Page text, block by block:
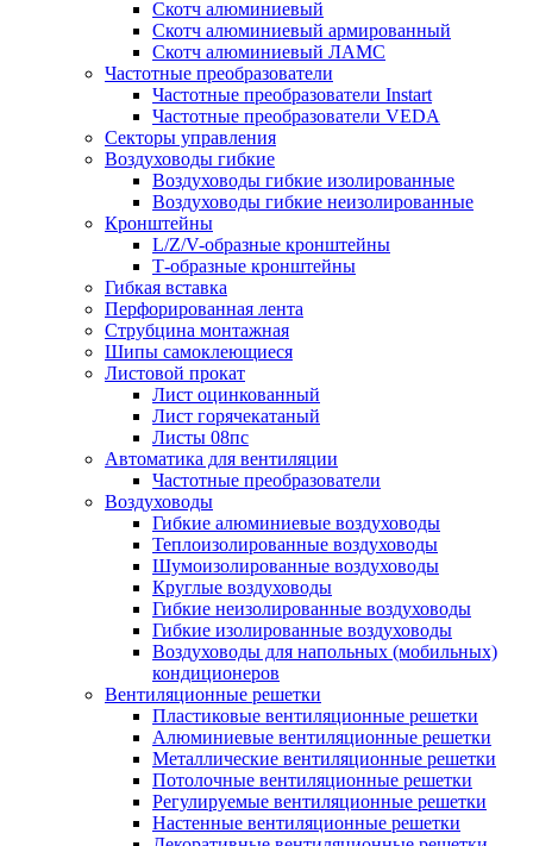
Скотч алюминиевый
Скотч алюминиевый армированный
Скотч алюминиевый ЛАМС
Частотные преобразователи
Частотные преобразователи Instart
Частотные преобразователи VEDA
Секторы управления
Воздуховоды гибкие
Воздуховоды гибкие изолированные
Воздуховоды гибкие неизолированные
Кронштейны
L/Z/V-образные кронштейны
Т-образные кронштейны
Гибкая вставка
Перфорированная лента
Струбцина монтажная
Шипы самоклеющиеся
Листовой прокат
Лист оцинкованный
Лист горячекатаный
Листы 08пс
Автоматика для вентиляции
Частотные преобразователи
Воздуховоды
Гибкие алюминиевые воздуховоды
Теплоизолированные воздуховоды
Шумоизолированные воздуховоды
Круглые воздуховоды
Гибкие неизолированные воздуховоды
Гибкие изолированные воздуховоды
Воздуховоды для напольных (мобильных)
кондиционеров
Вентиляционные решетки
Пластиковые вентиляционные решетки
Алюминиевые вентиляционные решетки
Металлические вентиляционные решетки
Потолочные вентиляционные решетки
Регулируемые вентиляционные решетки
Настенные вентиляционные решетки